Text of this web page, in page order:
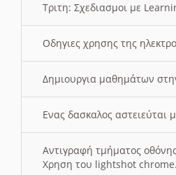
Τριτη: Σχεδιασμοι με
Οδηγιες χρησης της
Δημιουργια μαθημάτων
Ενας δασκαλος
Αντιγραφή τμήματος
Χρηση του lightshot chrome.